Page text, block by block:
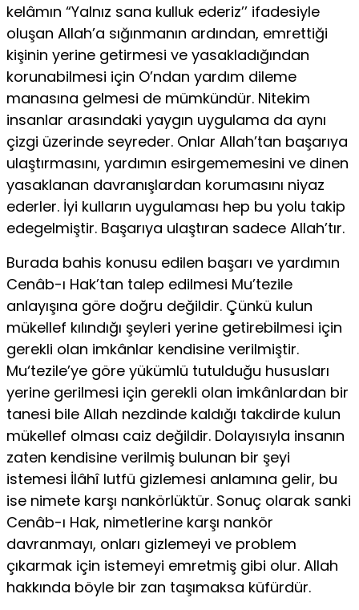
kelâmın “Yalnız sana kulluk ederiz’’ ifadesiyle
oluşan Allah’a sığınmanın ardından, emrettiği
kişinin yerine getirmesi ve yasakladığından
korunabilmesi için O’ndan yardım dileme
manasına gelmesi de mümkündür. Nitekim
insanlar arasındaki yaygın uygulama da aynı
çizgi üzerinde seyreder. Onlar Allah’tan başarıya
ulaştırmasını, yardımın esirgememesini ve dinen
yasaklanan davranışlardan korumasını niyaz
ederler. İyi kulların uygulaması hep bu yolu takip
edegelmiştir. Başarıya ulaştıran sadece Allah’tır.
Burada bahis konusu edilen başarı ve yardımın
Cenâb-ı Hak’tan talep edilmesi Mu’tezile
anlayışına göre doğru değildir. Çünkü kulun
mükellef kı­lındığı şeyleri yerine getirebilmesi için
gerekli olan imkânlar kendisine veril­miştir.
Mu‘tezile’ye göre yükümlü tutulduğu hususları
yerine gerilmesi için gerekli olan imkânlardan bir
tanesi bile Allah nezdinde kaldığı takdirde kulun
mükellef olması caiz değildir. Dolayısıyla insanın
zaten kendisine verilmiş bulunan bir şeyi
istemesi İlâhî lutfü gizlemesi anlamına gelir, bu
ise nimete karşı nankörlüktür. Sonuç olarak sanki
Cenâb-ı Hak, nimetlerine karşı nankör
davranmayı, onları gizlemeyi ve problem
çıkarmak için istemeyi emretmiş gibi olur. Allah
hakkında böyle bir zan taşımaksa küfürdür.